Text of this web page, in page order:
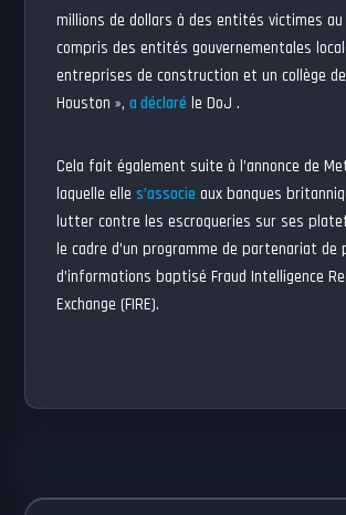
millions de dollars à des entités victimes au
compris des entités gouvernementales
entreprises de construction et un collège
Houston »,a déclaré le DoJ .
Cela fait également suite à l’annonce de
laquelle elles’associe aux banques
lutter contre les escroqueries sur ses
le cadre d’un programme de partenariat de
d’informations baptisé Fraud Intelligence
Exchange (FIRE).